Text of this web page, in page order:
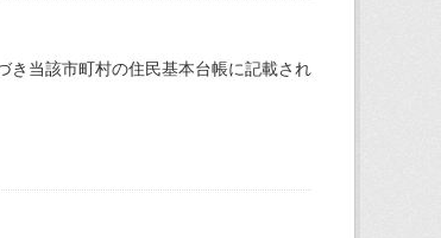
き当該市町村の住民基本台帳に記載され